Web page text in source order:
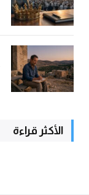
الأكثر قراءة